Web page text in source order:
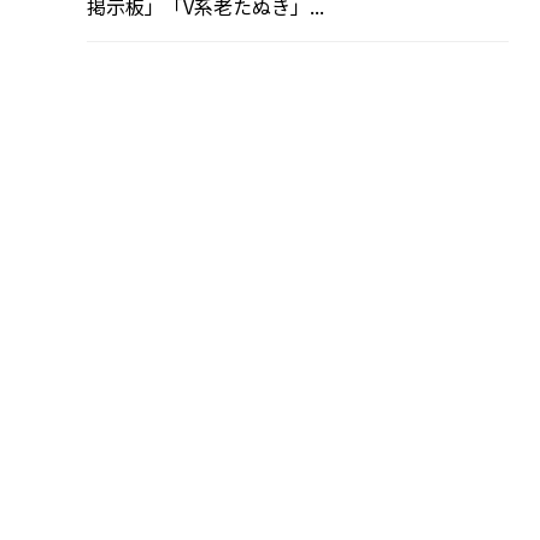
掲示板」「V系老たぬき」...